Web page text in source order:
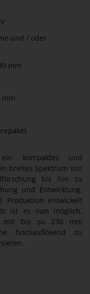
und / oder
mm
mm
kompaktes und
breites Spektrum von
bis hin zu
und Entwicklung,
Produktion entwickelt
ist es nun möglich,
mit bis zu 230 mm
hochauflösend zu